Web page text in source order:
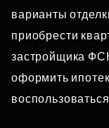
варианты
приобрести
застройщика
оформить